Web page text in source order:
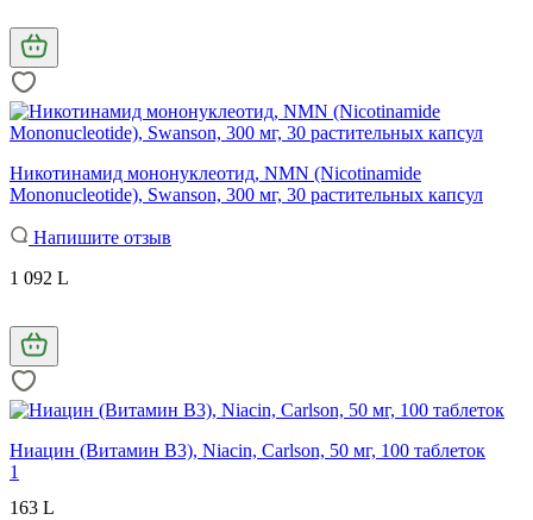
Никотинамид мононуклеотид, NMN (Nicotinamide
Mononucleotide), Swanson, 300 мг, 30 растительных капсул
Напишите отзыв
1 092 L
Ниацин (Витамин В3), Niacin, Carlson, 50 мг, 100 таблеток
1
163 L